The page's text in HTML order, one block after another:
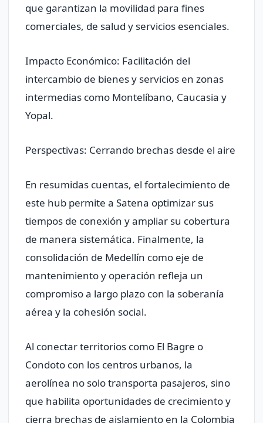
que garantizan la movilidad para fines
comerciales, de salud y servicios esenciales.
Impacto Económico: Facilitación del
intercambio de bienes y servicios en zonas
intermedias como Montelíbano, Caucasia y
Yopal.
Perspectivas: Cerrando brechas desde el aire
En resumidas cuentas, el fortalecimiento de
este hub permite a Satena optimizar sus
tiempos de conexión y ampliar su cobertura
de manera sistemática. Finalmente, la
consolidación de Medellín como eje de
mantenimiento y operación refleja un
compromiso a largo plazo con la soberanía
aérea y la cohesión social.
Al conectar territorios como El Bagre o
Condoto con los centros urbanos, la
aerolínea no solo transporta pasajeros, sino
que habilita oportunidades de crecimiento y
cierra brechas de aislamiento en la Colombia